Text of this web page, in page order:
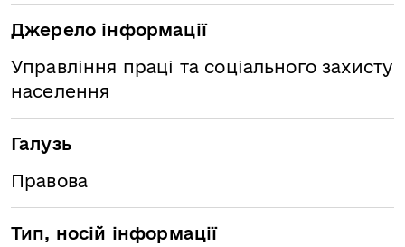
Джерело інформації
Управління праці та соціального захисту
населення
Галузь
Правова
Тип, носій інформації